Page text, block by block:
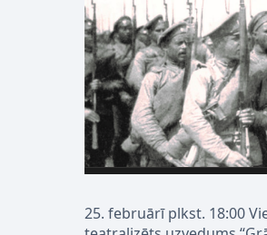
25. februārī plkst. 18:00